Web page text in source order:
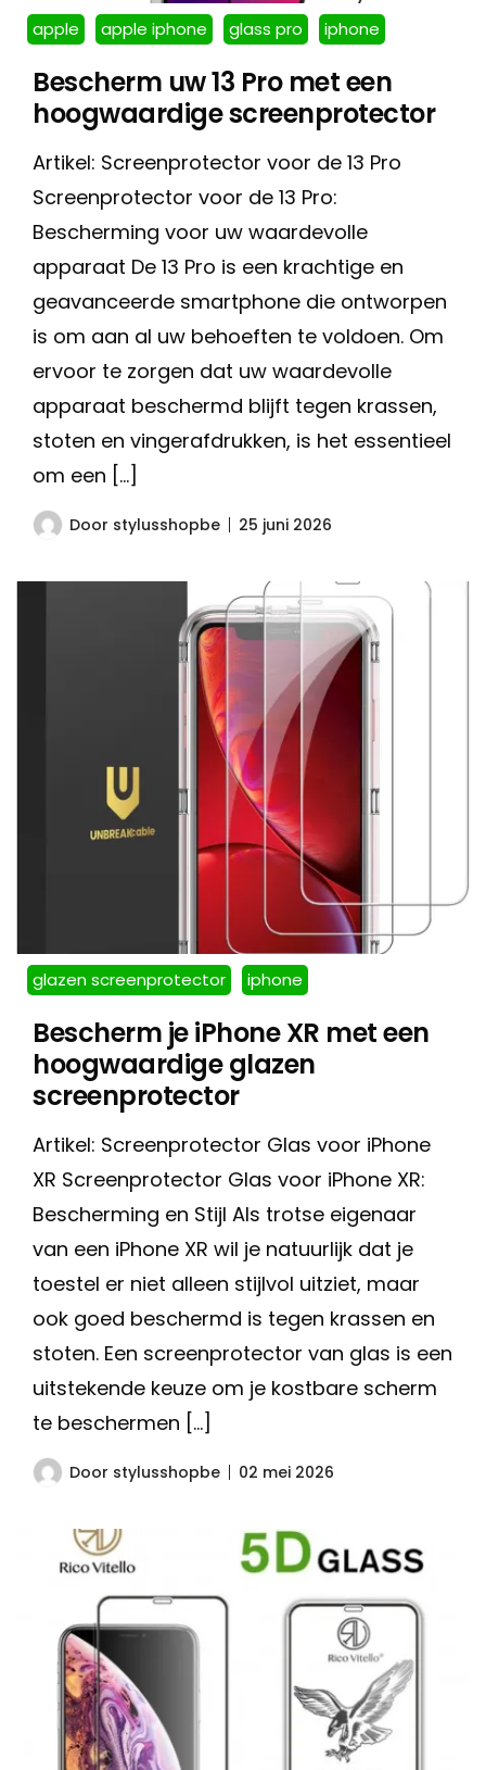
apple apple iphone glass pro iphone
Bescherm uw 13 Pro met een
hoogwaardige screenprotector
Artikel: Screenprotector voor de 13 Pro
Screenprotector voor de 13 Pro:
Bescherming voor uw waardevolle
apparaat De 13 Pro is een krachtige en
geavanceerde smartphone die ontworpen
is om aan al uw behoeften te voldoen. Om
ervoor te zorgen dat uw waardevolle
apparaat beschermd blijft tegen krassen,
stoten en vingerafdrukken, is het essentieel
om een […]
Door stylusshopbe 25 juni 2026
glazen screenprotector iphone
Bescherm je iPhone XR met een
hoogwaardige glazen
screenprotector
Artikel: Screenprotector Glas voor iPhone
XR Screenprotector Glas voor iPhone XR:
Bescherming en Stijl Als trotse eigenaar
van een iPhone XR wil je natuurlijk dat je
toestel er niet alleen stijlvol uitziet, maar
ook goed beschermd is tegen krassen en
stoten. Een screenprotector van glas is een
uitstekende keuze om je kostbare scherm
te beschermen […]
Door stylusshopbe 02 mei 2026